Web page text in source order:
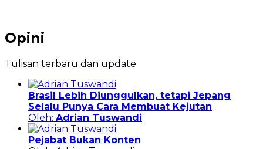
Opini
Tulisan terbaru dan update
Brasil Lebih Diunggulkan, tetapi Jepang
Selalu Punya Cara Membuat Kejutan
Oleh: Adrian Tuswandi
Pejabat Bukan Konten